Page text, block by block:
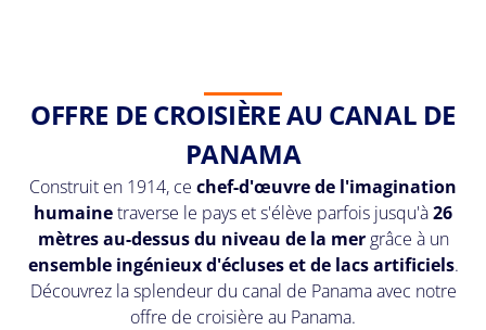
OFFRE DE CROISIÈRE AU CANAL DE
PANAMA
Construit en 1914, ce chef-d'œuvre de l'imagination
humainetraverse le pays et s'élève parfois jusqu'à26
mètres au-dessus du niveau de la mer grâce à un
ensemble ingénieux d'écluses et de lacs artificiels.
Découvrez la splendeur du canal de Panama avec notre
offre de croisière au Panama.